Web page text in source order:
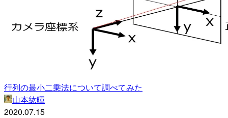
行列の最小二乗法について調べてみた
山本紘暉
2020.07.15